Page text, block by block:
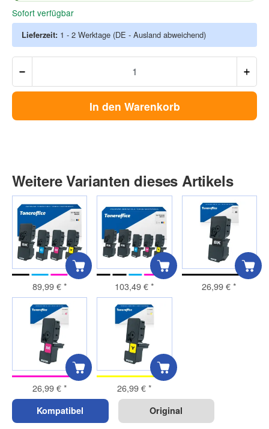
Sofort verfügbar
Lieferzeit: 1 - 2 Werktage (DE - Ausland abweichend)
In den Warenkorb
Weitere Varianten dieses Artikels
89,99 €* 103,49 €* 26,99 €*
26,99 €* 26,99 €*
Kompatibel Original